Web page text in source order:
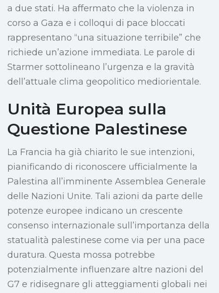
a due stati. Ha affermato che la violenza in
corso a Gaza e i colloqui di pace bloccati
rappresentano “una situazione terribile” che
richiede un’azione immediata. Le parole di
Starmer sottolineano l’urgenza e la gravità
dell’attuale clima geopolitico mediorientale.
Unità Europea sulla
Questione Palestinese
La Francia ha già chiarito le sue intenzioni,
pianificando di riconoscere ufficialmente la
Palestina all’imminente Assemblea Generale
delle Nazioni Unite. Tali azioni da parte delle
potenze europee indicano un crescente
consenso internazionale sull’importanza della
statualità palestinese come via per una pace
duratura. Questa mossa potrebbe
potenzialmente influenzare altre nazioni del
G7 e ridisegnare gli atteggiamenti globali nei